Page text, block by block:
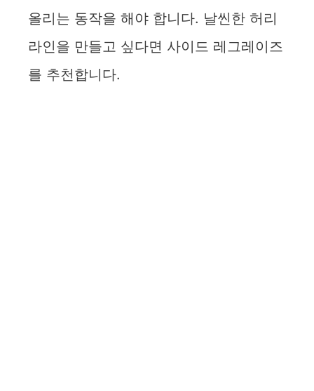
올리는 동작을 해야 합니다. 날씬한 허리
라인을 만들고 싶다면 사이드 레그레이즈
를 추천합니다.